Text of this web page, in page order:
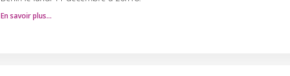
En savoir plus…